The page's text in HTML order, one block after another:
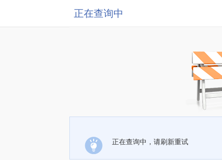
正在查询中
正在查询中，请刷新重试